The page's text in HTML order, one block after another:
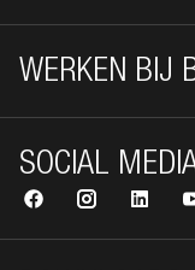
WERKEN BIJ
SOCIAL